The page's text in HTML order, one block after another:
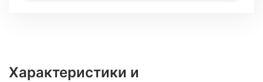
Характеристики и